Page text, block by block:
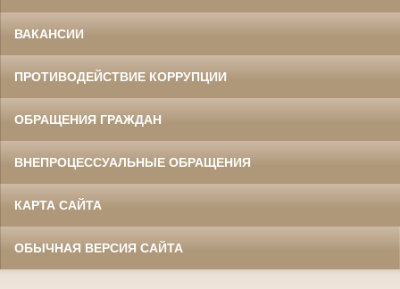
ВАКАНСИИ
ПРОТИВОДЕЙСТВИЕ КОРРУПЦИИ
ОБРАЩЕНИЯ ГРАЖДАН
ВНЕПРОЦЕССУАЛЬНЫЕ ОБРАЩЕНИЯ
КАРТА САЙТА
ОБЫЧНАЯ ВЕРСИЯ САЙТА